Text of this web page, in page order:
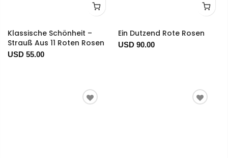
Klassische Schönheit –
Strauß Aus 11 Roten Rosen
USD 55.00
Ein Dutzend Rote Rosen
USD 90.00